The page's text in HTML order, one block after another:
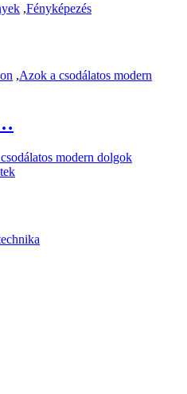
,Fényképezés
,Azok a csodálatos modern
modern dolgok